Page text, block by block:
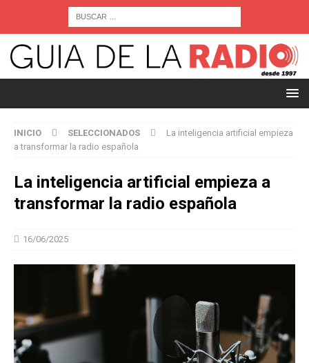
INICIO SELECCIONADOS
La inteligencia artificial empieza
a transformar la radio española
La inteligencia artificial empieza a
transformar la radio española
16/06/2025